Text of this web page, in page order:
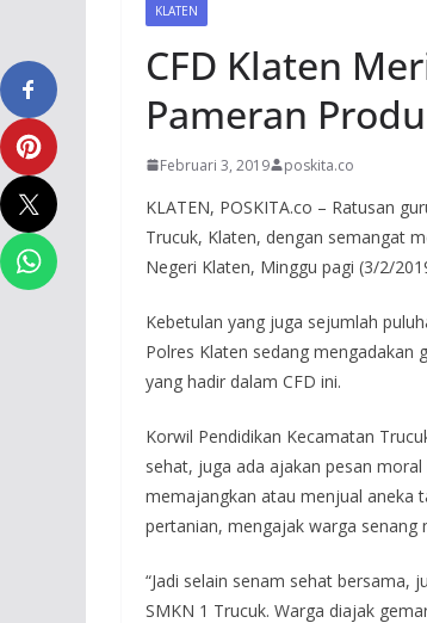
KLATEN
CFD Klaten
Pameran
Februari 3, 2019 poskita.co
KLATEN, POSKITA.co – Ratusan
Trucuk, Klaten, dengan semangat
Negeri Klaten, Minggu pagi (3/2/
Kebetulan yang juga sejumlah
Polres Klaten sedang mengadakan
yang hadir dalam CFD ini.
Korwil Pendidikan Kecamatan
sehat, juga ada ajakan pesan
memajangkan atau menjual aneka
pertanian, mengajak warga senang
“Jadi selain senam sehat bersama,
SMKN 1 Trucuk. Warga diajak